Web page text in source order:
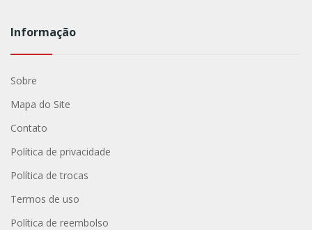
Informação
Sobre
Mapa do Site
Contato
Política de privacidade
Política de trocas
Termos de uso
Política de reembolso